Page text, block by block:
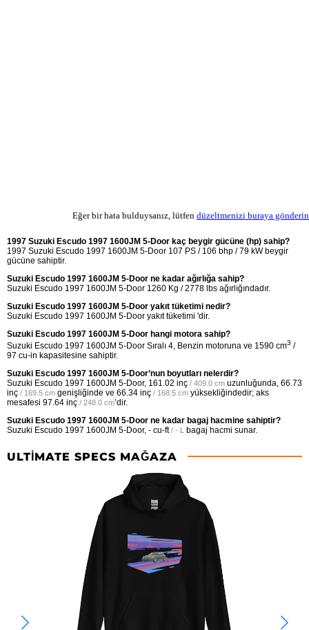
Eğer bir hata bulduysanız, lütfen düzeltmenizi buraya gönderin
1997 Suzuki Escudo 1997 1600JM 5-Door kaç beygir gücüne (hp) sahip?
1997 Suzuki Escudo 1997 1600JM 5-Door 107 PS / 106 bhp / 79 kW beygir
gücüne sahiptir.
Suzuki Escudo 1997 1600JM 5-Door ne kadar ağırlığa sahip?
Suzuki Escudo 1997 1600JM 5-Door 1260 Kg / 2778 lbs ağırlığındadır.
Suzuki Escudo 1997 1600JM 5-Door yakıt tüketimi nedir?
Suzuki Escudo 1997 1600JM 5-Door yakıt tüketimi 'dir.
Suzuki Escudo 1997 1600JM 5-Door hangi motora sahip?
Suzuki Escudo 1997 1600JM 5-Door Sıralı 4, Benzin motoruna ve 1590 cm3 /
97 cu-in kapasitesine sahiptir.
Suzuki Escudo 1997 1600JM 5-Door’nun boyutları nelerdir?
Suzuki Escudo 1997 1600JM 5-Door, 161.02 inç / 409.0 cm uzunluğunda, 66.73
inç / 169.5 cm genişliğinde ve 66.34 inç / 168.5 cm yüksekliğindedir; aks
mesafesi 97.64 inç / 248.0 cm’dir.
Suzuki Escudo 1997 1600JM 5-Door ne kadar bagaj hacmine sahiptir?
Suzuki Escudo 1997 1600JM 5-Door, - cu-ft / - L bagaj hacmi sunar.
ULTIMATE SPECS MAĞAZA